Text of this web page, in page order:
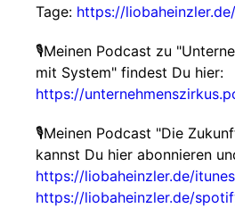
Tage: https://
🎙Meinen Podcast zu
mit System" findest Du hier:
https://
🎙Meinen Podcast "Die
kannst Du hier abonnieren
https://liobaheinzler.de/itunes
https://liobaheinzler.de/